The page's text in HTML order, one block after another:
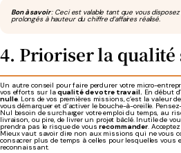
Bon à savoir: Ceci est valable tant que vous
prolongés à hauteur du chiffre d’affaires réalisé.
4. Prioriser la
Un autre conseil pour faire perdurer votre micro-
vos efforts sur laqualité de votre travail. En début
nulle. Lors de vos premières missions, c’est la valeur
vous démarquer et d’activer le bouche-à-oreille.
Nul besoin de surcharger votre emploi du temps, au
livraison, ou pire, de livrer un projet bâclé. Inutile de
prendra pas le risque de vousrecommander.
Mieux vaut savoir dire non aux missions qui ne vous
consacrer plus de temps à celles pour lesquelles vous
reconnaissant.